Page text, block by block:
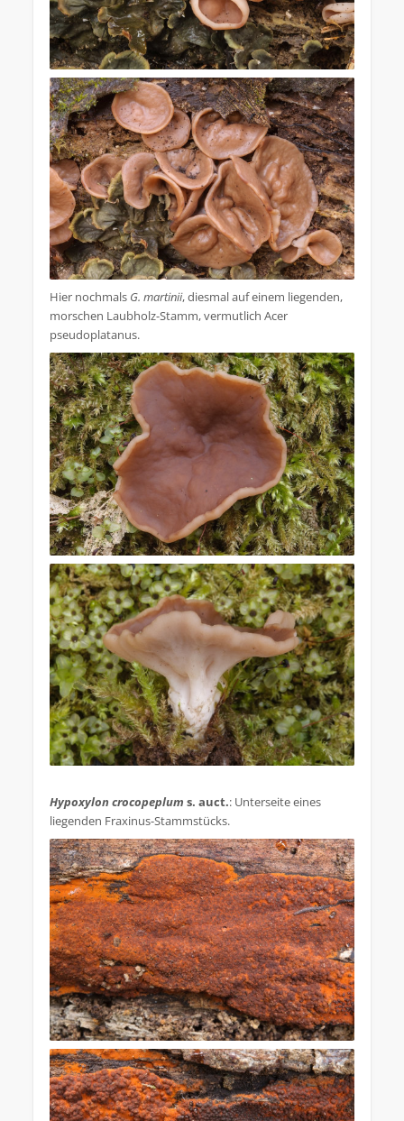
Hier nochmals G. martinii, diesmal auf einem liegenden,
morschen Laubholz-Stamm, vermutlich Acer
pseudoplatanus.
Hypoxylon crocopeplum s. auct.: Unterseite eines
liegenden Fraxinus-Stammstücks.